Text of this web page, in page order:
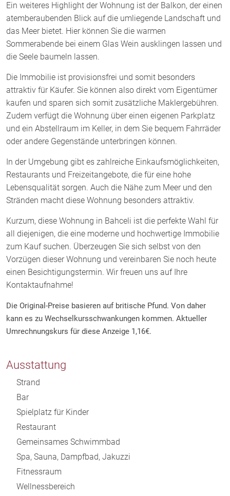
Ein weiteres Highlight der Wohnung ist der Balkon, der einen
atemberaubenden Blick auf die umliegende Landschaft und
das Meer bietet. Hier können Sie die warmen
Sommerabende bei einem Glas Wein ausklingen lassen und
die Seele baumeln lassen.
Die Immobilie ist provisionsfrei und somit besonders
attraktiv für Käufer. Sie können also direkt vom Eigentümer
kaufen und sparen sich somit zusätzliche Maklergebühren.
Zudem verfügt die Wohnung über einen eigenen Parkplatz
und ein Abstellraum im Keller, in dem Sie bequem Fahrräder
oder andere Gegenstände unterbringen können.
In der Umgebung gibt es zahlreiche Einkaufsmöglichkeiten,
Restaurants und Freizeitangebote, die für eine hohe
Lebensqualität sorgen. Auch die Nähe zum Meer und den
Stränden macht diese Wohnung besonders attraktiv.
Kurzum, diese Wohnung in Bahceli ist die perfekte Wahl für
all diejenigen, die eine moderne und hochwertige Immobilie
zum Kauf suchen. Überzeugen Sie sich selbst von den
Vorzügen dieser Wohnung und vereinbaren Sie noch heute
einen Besichtigungstermin. Wir freuen uns auf Ihre
Kontaktaufnahme!
Die Original-Preise basieren auf britische Pfund. Von daher
kann es zu Wechselkursschwankungen kommen. Aktueller
Umrechnungskurs für diese Anzeige 1,16€.
Ausstattung
Strand
Bar
Spielplatz für Kinder
Restaurant
Gemeinsames Schwimmbad
Spa, Sauna, Dampfbad, Jakuzzi
Fitnessraum
Wellnessbereich